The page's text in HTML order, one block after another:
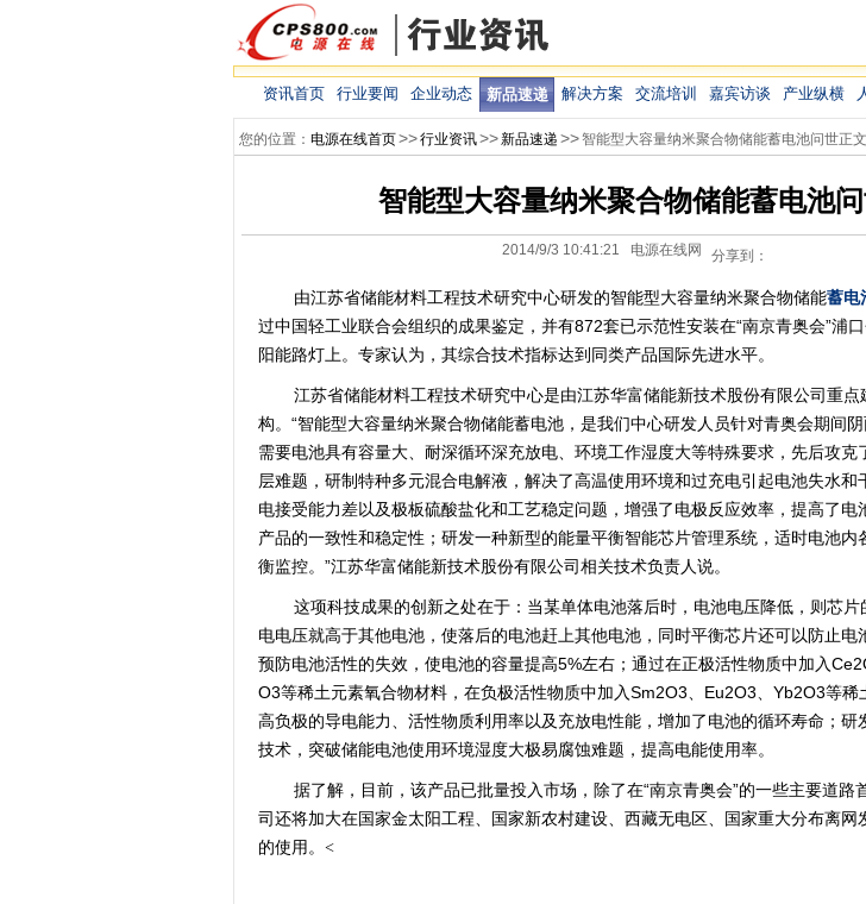
资讯首页 行业要闻 企业动态 新品速递 解决方案 交流培训 嘉宾访谈 产业纵横
您的位置： 电源在线首页>>行业资讯>>新品速递 >>智能型大容量纳米聚合物储能蓄电池问世正文
智能型大容量纳米聚合物储能蓄电池
2014/9/3 10:41:21 电源在线网 分享到：
由江苏省储能材料工程技术研究中心研发的智能型大容量纳米聚合物储能蓄电
过中国轻工业联合会组织的成果鉴定，并有872套已示范性安装在“南京青奥会”浦
阳能路灯上。专家认为，其综合技术指标达到同类产品国际先进水平。
江苏省储能材料工程技术研究中心是由江苏华富储能新技术股份有限公司重点
构。“智能型大容量纳米聚合物储能蓄电池，是我们中心研发人员针对青奥会期间阴
需要电池具有容量大、耐深循环深充放电、环境工作湿度大等特殊要求，先后攻克
层难题，研制特种多元混合电解液，解决了高温使用环境和过充电引起电池失水和
电接受能力差以及极板硫酸盐化和工艺稳定问题，增强了电极反应效率，提高了电
产品的一致性和稳定性；研发一种新型的能量平衡智能芯片管理系统，适时电池内
衡监控。”江苏华富储能新技术股份有限公司相关技术负责人说。
这项科技成果的创新之处在于：当某单体电池落后时，电池电压降低，则芯片
电电压就高于其他电池，使落后的电池赶上其他电池，同时平衡芯片还可以防止电
预防电池活性的失效，使电池的容量提高5%左右；通过在正极活性物质中加入
O3等稀土元素氧合物材料，在负极活性物质中加入Sm2O3、Eu2O3、Yb2O3等稀
高负极的导电能力、活性物质利用率以及充放电性能，增加了电池的循环寿命；研
技术，突破储能电池使用环境湿度大极易腐蚀难题，提高电能使用率。
据了解，目前，该产品已批量投入市场，除了在“南京青奥会”的一些主要道路
司还将加大在国家金太阳工程、国家新农村建设、西藏无电区、国家重大分布离网
的使用。 <